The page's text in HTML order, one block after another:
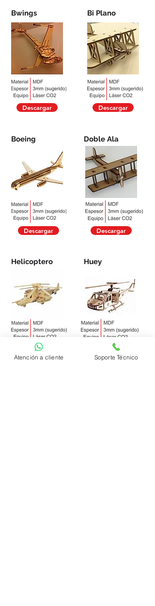
Bwings Bi Plano
Descargar
Boeing
Descargar
Descargar
Doble Ala
Descargar
Helicoptero
Descargar
Huey
Descargar
Atención a cliente Soporte Técnico